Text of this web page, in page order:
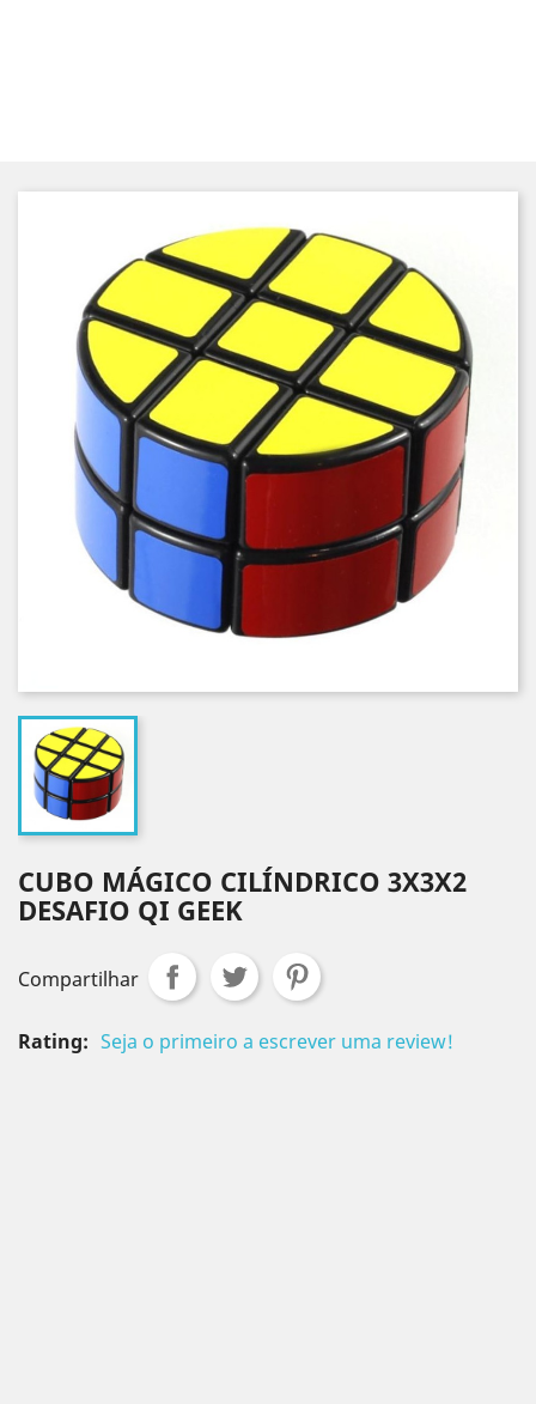
CUBO MÁGICO CILÍNDRICO 3X3X2
DESAFIO QI GEEK
Compartilhar
Rating: Seja o primeiro a escrever uma review!